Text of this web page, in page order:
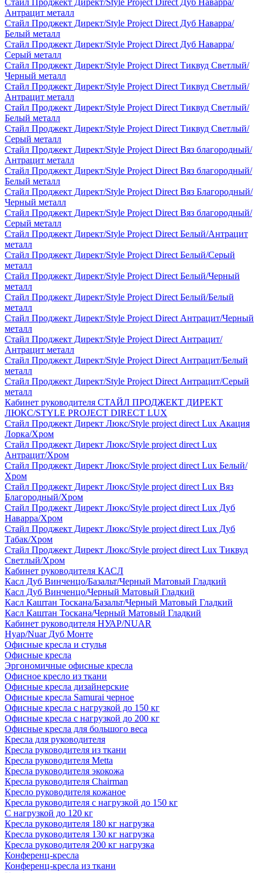
Стайл Проджект Директ/Style Project Direct Дуб Наварра/
Антрацит металл
Стайл Проджект Директ/Style Project Direct Дуб Наварра/
Белый металл
Стайл Проджект Директ/Style Project Direct Дуб Наварра/
Серый металл
Стайл Проджект Директ/Style Project Direct Тиквуд Светлый/
Черный металл
Стайл Проджект Директ/Style Project Direct Тиквуд Светлый/
Антрацит металл
Стайл Проджект Директ/Style Project Direct Тиквуд Светлый/
Белый металл
Стайл Проджект Директ/Style Project Direct Тиквуд Светлый/
Серый металл
Стайл Проджект Директ/Style Project Direct Вяз благородный/
Антрацит металл
Стайл Проджект Директ/Style Project Direct Вяз благородный/
Белый металл
Стайл Проджект Директ/Style Project Direct Вяз Благородный/
Черный металл
Стайл Проджект Директ/Style Project Direct Вяз благородный/
Серый металл
Стайл Проджект Директ/Style Project Direct Белый/Антрацит
металл
Стайл Проджект Директ/Style Project Direct Белый/Серый
металл
Стайл Проджект Директ/Style Project Direct Белый/Черный
металл
Стайл Проджект Директ/Style Project Direct Белый/Белый
металл
Стайл Проджект Директ/Style Project Direct Антрацит/Черный
металл
Стайл Проджект Директ/Style Project Direct Антрацит/
Антрацит металл
Стайл Проджект Директ/Style Project Direct Антрацит/Белый
металл
Стайл Проджект Директ/Style Project Direct Антрацит/Серый
металл
Кабинет руководителя СТАЙЛ ПРОДЖЕКТ ДИРЕКТ
ЛЮКС/STYLE PROJECT DIRECT LUX
Стайл Проджект Директ Люкс/Style project direct Lux Акация
Лорка/Хром
Стайл Проджект Директ Люкс/Style project direct Lux
Антрацит/Хром
Стайл Проджект Директ Люкс/Style project direct Lux Белый/
Хром
Стайл Проджект Директ Люкс/Style project direct Lux Вяз
Благородный/Хром
Стайл Проджект Директ Люкс/Style project direct Lux Дуб
Наварра/Хром
Стайл Проджект Директ Люкс/Style project direct Lux Дуб
Табак/Хром
Стайл Проджект Директ Люкс/Style project direct Lux Тиквуд
Светлый/Хром
Кабинет руководителя КАСЛ
Касл Дуб Винченцо/Базальт/Черный Матовый Гладкий
Касл Дуб Винченцо/Черный Матовый Гладкий
Касл Каштан Тоскана/Базальт/Черный Матовый Гладкий
Касл Каштан Тоскана/Черный Матовый Гладкий
Кабинет руководителя НУАР/NUAR
Нуар/Nuar Дуб Монте
Офисные кресла и стулья
Офисные кресла
Эргономичные офисные кресла
Офисное кресло из ткани
Офисные кресла дизайнерские
Офисные кресла Samurai черное
Офисные кресла с нагрузкой до 150 кг
Офисные кресла с нагрузкой до 200 кг
Офисные кресла для большого веса
Кресла для руководителя
Кресла руководителя из ткани
Кресла руководителя Metta
Кресла руководителя экокожа
Кресла руководителя Chairman
Кресло руководителя кожаное
Кресла руководителя с нагрузкой до 150 кг
С нагрузкой до 120 кг
Кресла руководителя 180 кг нагрузка
Кресла руководителя 130 кг нагрузка
Кресла руководителя 200 кг нагрузка
Конференц-кресла
Конференц-кресла из ткани